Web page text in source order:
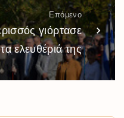
Επόμενο
γιόρτασε
ελευθέριά της